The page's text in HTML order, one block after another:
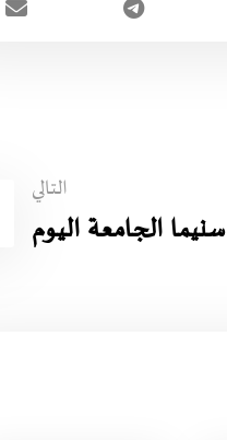
التالي
سنيما الجامعة اليوم